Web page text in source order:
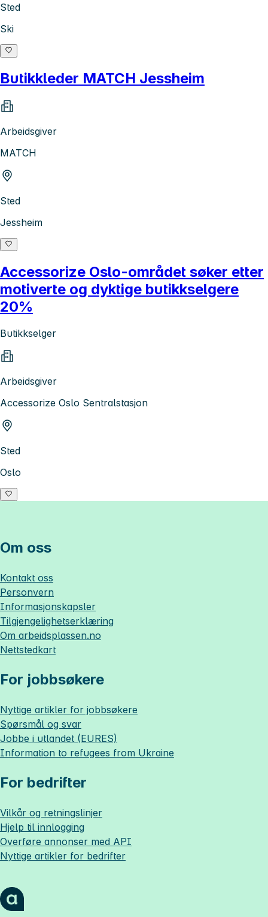
Sted
Ski
Butikkleder MATCH Jessheim
Arbeidsgiver
MATCH
Sted
Jessheim
Accessorize Oslo-området søker etter
motiverte og dyktige butikkselgere
20%
Butikkselger
Arbeidsgiver
Accessorize Oslo Sentralstasjon
Sted
Oslo
Om oss
Kontakt oss
Personvern
Informasjonskapsler
Tilgjengelighetserklæring
Om arbeidsplassen.no
Nettstedkart
For jobbsøkere
Nyttige artikler for jobbsøkere
Spørsmål og svar
Jobbe i utlandet (EURES)
Information to refugees from Ukraine
For bedrifter
Vilkår og retningslinjer
Hjelp til innlogging
Overføre annonser med API
Nyttige artikler for bedrifter